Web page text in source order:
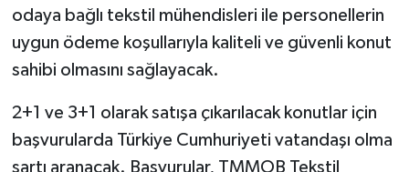
odaya bağlı tekstil mühendisleri ile personellerin
uygun ödeme koşullarıyla kaliteli ve güvenli konut
sahibi olmasını sağlayacak.
2+1 ve 3+1 olarak satışa çıkarılacak konutlar için
başvurularda Türkiye Cumhuriyeti vatandaşı olma
şartı aranacak. Başvurular, TMMOB Tekstil